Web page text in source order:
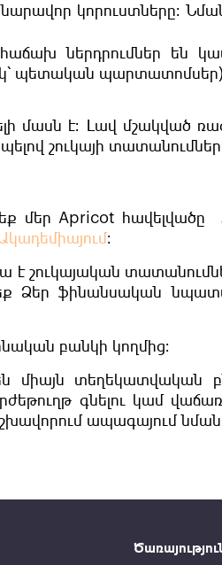
կորուստները։
ներդրումներ են
պետական
մասն է։ Լավ մշակված
շուկայի տատանումների
մեր Apricot հավելվածը
։
է շուկայական
Ձեր ֆինանսական
բանկի կողմից։
միայն տեղեկատվական
գնելու կամ
ապագայում